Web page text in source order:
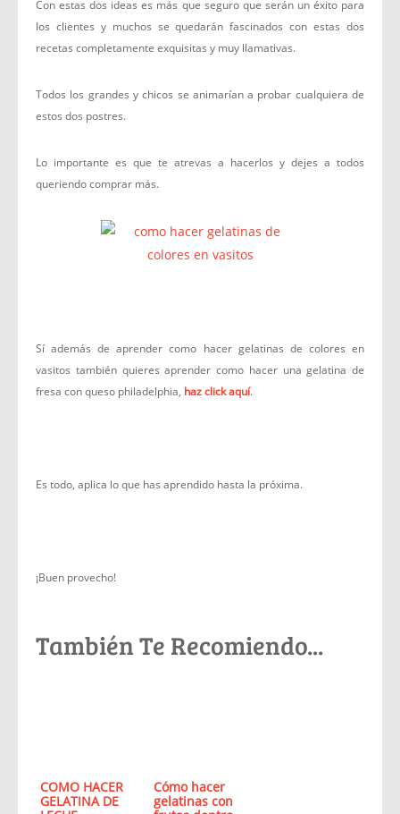
Con estas dos ideas es más que seguro que serán un éxito para
los clientes y muchos se quedarán fascinados con estas dos
recetas completamente exquisitas y muy llamativas.
Todos los grandes y chicos se animarían a probar cualquiera de
estos dos postres.
Lo importante es que te atrevas a hacerlos y dejes a todos
queriendo comprar más.
Sí además de aprender como hacer gelatinas de colores en
vasitos también quieres aprender como hacer una gelatina de
fresa con queso philadelphia, haz click aquí.
Es todo, aplica lo que has aprendido hasta la próxima.
¡Buen provecho!
También Te Recomiendo...
COMO HACER
GELATINA DE
Cómo hacer
gelatinas con